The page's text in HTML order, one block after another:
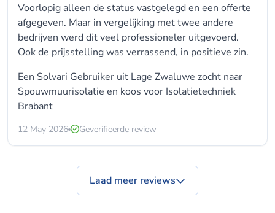
Voorlopig alleen de status vastgelegd en een offerte
afgegeven. Maar in vergelijking met twee andere
bedrijven werd dit veel professioneler uitgevoerd.
Ook de prijsstelling was verrassend, in positieve zin.
Een Solvari Gebruiker uit Lage Zwaluwe zocht naar
Spouwmuurisolatie en koos voor Isolatietechniek
Brabant
12 May 2026 Geverifieerde review
Laad meer reviews